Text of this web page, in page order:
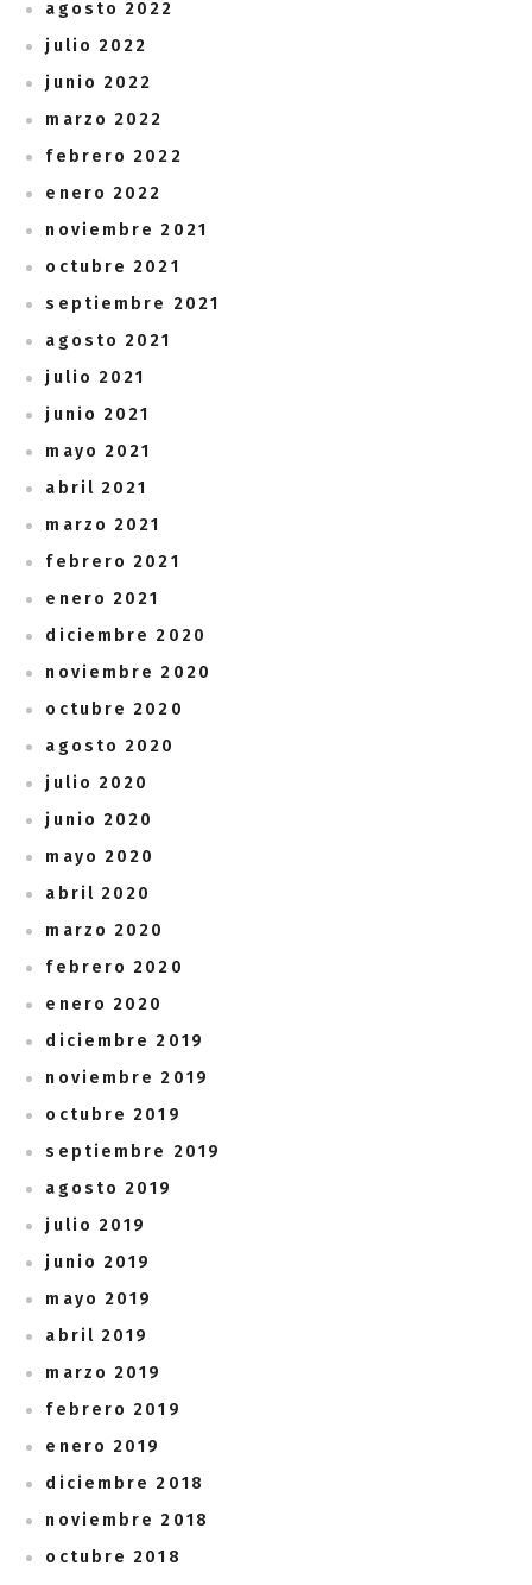
agosto 2022
julio 2022
junio 2022
marzo 2022
febrero 2022
enero 2022
noviembre 2021
octubre 2021
septiembre 2021
agosto 2021
julio 2021
junio 2021
mayo 2021
abril 2021
marzo 2021
febrero 2021
enero 2021
diciembre 2020
noviembre 2020
octubre 2020
agosto 2020
julio 2020
junio 2020
mayo 2020
abril 2020
marzo 2020
febrero 2020
enero 2020
diciembre 2019
noviembre 2019
octubre 2019
septiembre 2019
agosto 2019
julio 2019
junio 2019
mayo 2019
abril 2019
marzo 2019
febrero 2019
enero 2019
diciembre 2018
noviembre 2018
octubre 2018